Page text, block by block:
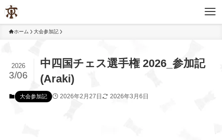
ホーム 大会参加記
中四国チェス選手権 2026_参加記
(Araki)
2026
3/06
大会参加記 2026年2月27日 2026年3月6日